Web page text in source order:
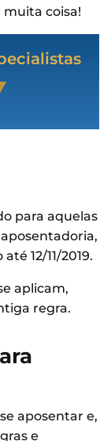
muita coisa!
para aquelas
12/11/2019.
aplicam,
regra.
aposentar e,
e